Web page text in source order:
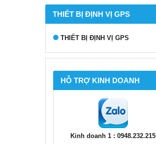
THIẾT BỊ ĐỊNH VỊ GPS
THIẾT BỊ ĐỊNH VỊ GPS
HỖ TRỢ KINH DOANH
Kinh doanh 1 : 0948.232.215